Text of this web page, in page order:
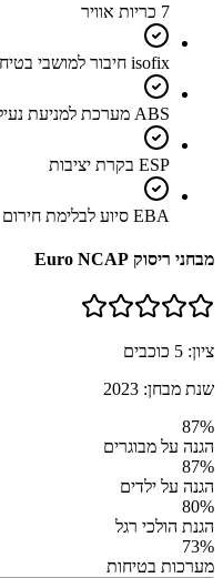
7 כריות אוויר
isofix חיבור למושבי בטיחות לילדים
ABS מערכת למניעת נעילת גלגלים
ESP בקרת יציבות
EBA סיוע לבלימת חירום
מבחני ריסוק Euro NCAP
ציון: 5 כוכבים
שנת מבחן: 2023
87%
הגנה על מבוגרים
87%
הגנה על ילדים
80%
הגנת הולכי רגל
73%
מערכות בטיחות